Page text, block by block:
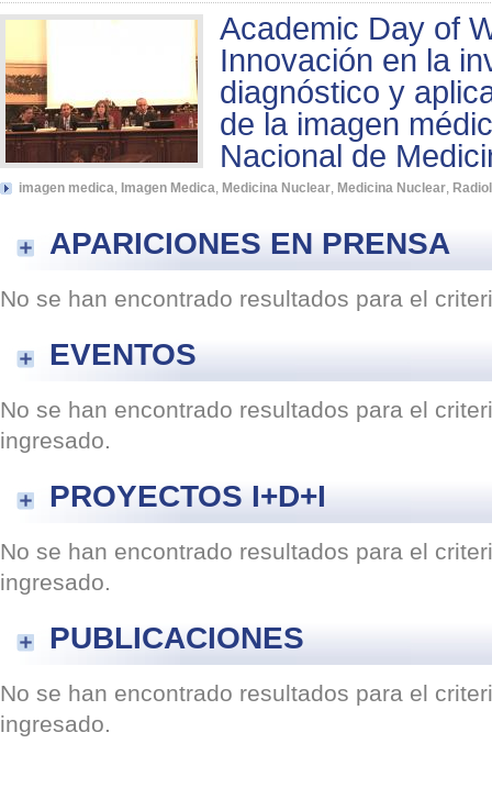
Academic Day of
Innovación en la
diagnóstico y
de la imagen
Nacional de
imagen medica Imagen Medica Medicina Nuclear Medicina Nuclear
APARICIONES EN PRENSA
No se han encontrado resultados para el
EVENTOS
No se han encontrado resultados para el
ingresado.
PROYECTOS I+D+I
No se han encontrado resultados para el
ingresado.
PUBLICACIONES
No se han encontrado resultados para el
ingresado.